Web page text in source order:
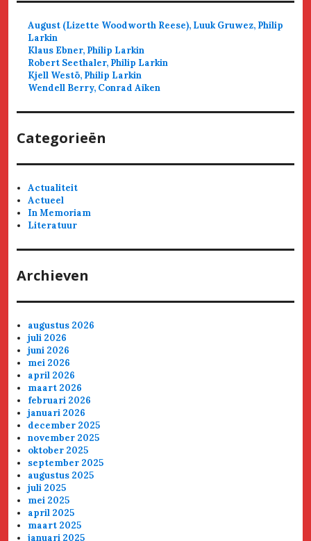
August (Lizette Woodworth Reese), Luuk Gruwez, Philip
Larkin
Klaus Ebner, Philip Larkin
Robert Seethaler, Philip Larkin
Kjell Westö, Philip Larkin
Wendell Berry, Conrad Aiken
Categorieën
Actualiteit
Actueel
In Memoriam
Literatuur
Archieven
augustus 2026
juli 2026
juni 2026
mei 2026
april 2026
maart 2026
februari 2026
januari 2026
december 2025
november 2025
oktober 2025
september 2025
augustus 2025
juli 2025
mei 2025
april 2025
maart 2025
januari 2025